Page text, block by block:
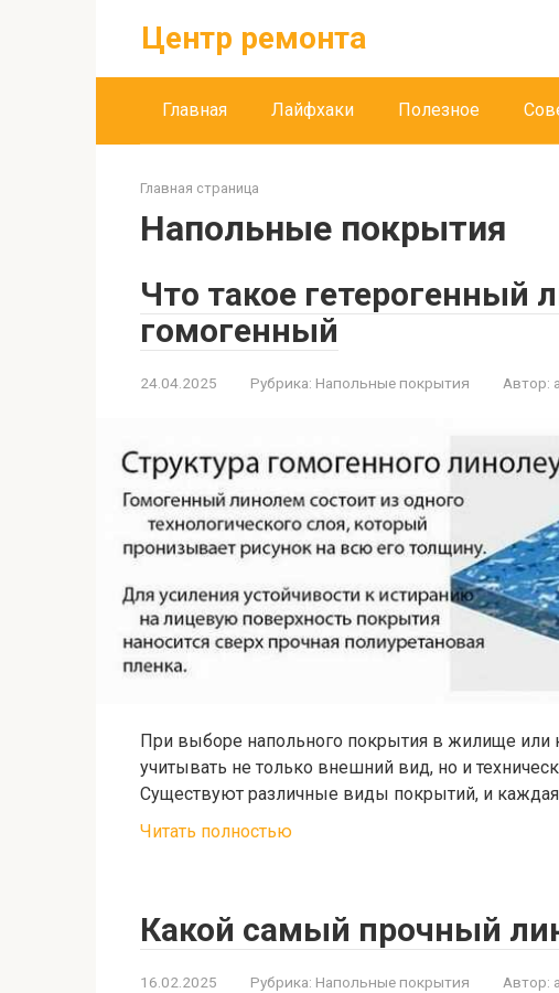
Центр ремонта
Главная Лайфхаки Полезное
Главная страница
Напольные покрытия
Что такое гетерогенный
гомогенный
24.04.2025 Рубрика: Напольные покрытия Автор:
При выборе напольного покрытия в жилище
учитывать не только внешний вид, но и
Существуют различные виды покрытий, и каждая
Читать полностью
Какой самый прочный
16.02.2025 Рубрика: Напольные покрытия Автор: